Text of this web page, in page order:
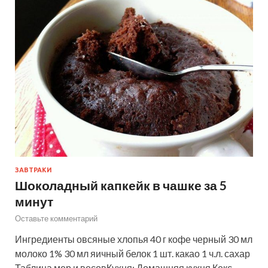
ЗАВТРАКИ
Шоколадный капкейк в чашке за 5
минут
Оставьте комментарий
Ингредиенты овсяные хлопья 40 г кофе черный 30 мл
молоко 1% 30 мл яичный белок 1 шт. какао 1 ч.л. сахар